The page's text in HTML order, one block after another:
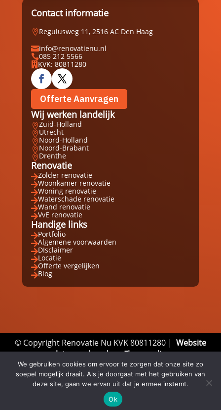
Contact informatie
Regulusweg 11, 2516 AC Den Haag
info@renovatienu.nl
085 212 5566
 KVK: 80811280
Offerte Aanvragen
Wij werken landelijk
Zuid-Holland
Utrecht
Noord-Holland
Noord-Brabant
Drenthe
Renovatie
Zolder renovatie
Woonkamer renovatie
Woning renovatie
Waterschade renovatie
Wand renovatie
VvE renovatie
Handige links
Portfolio
Algemene voorwaarden
DIsclaimer
Locatie
Offerte vergelijken
Blog
© Copyright Renovatie Nu KVK 80811280 | Website
laten maken door Flexamedia
Privacyverklaring|Disclaimer| Algemene
Voorwaarden
Whatsapp
We gebruiken cookies om ervoor te zorgen dat onze site zo
soepel mogelijk draait. Als je doorgaat met het gebruiken van
deze site, gaan we ervan uit dat je ermee instemt.
Ok